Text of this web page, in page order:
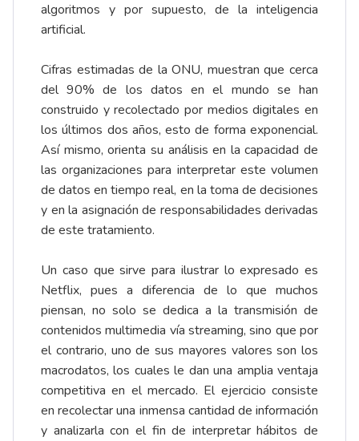
algoritmos y por supuesto, de la inteligencia
artificial.
Cifras estimadas de la ONU, muestran que cerca
del 90% de los datos en el mundo se han
construido y recolectado por medios digitales en
los últimos dos años, esto de forma exponencial.
Así mismo, orienta su análisis en la capacidad de
las organizaciones para interpretar este volumen
de datos en tiempo real, en la toma de decisiones
y en la asignación de responsabilidades derivadas
de este tratamiento.
Un caso que sirve para ilustrar lo expresado es
Netflix, pues a diferencia de lo que muchos
piensan, no solo se dedica a la transmisión de
contenidos multimedia vía streaming, sino que por
el contrario, uno de sus mayores valores son los
macrodatos, los cuales le dan una amplia ventaja
competitiva en el mercado. El ejercicio consiste
en recolectar una inmensa cantidad de información
y analizarla con el fin de interpretar hábitos de